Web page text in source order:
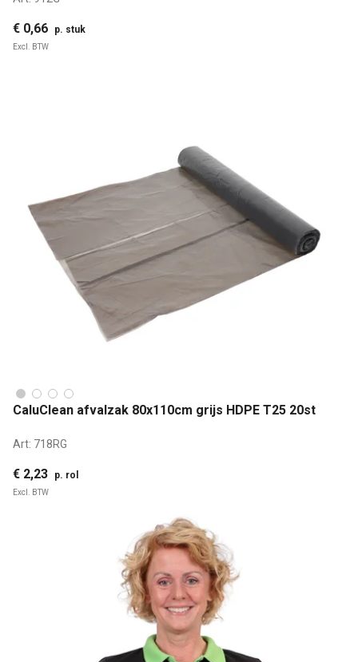
€ 0,66 p. stuk
Excl. BTW
CaluClean afvalzak 80x110cm grijs HDPE T25 20st
Art: 718RG
€ 2,23 p. rol
Excl. BTW